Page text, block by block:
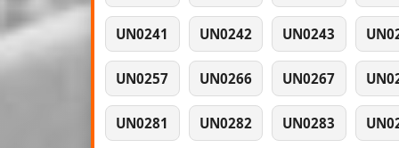
UN0241 UN0242 UN0243
UN0257 UN0266 UN0267
UN0281 UN0282 UN0283